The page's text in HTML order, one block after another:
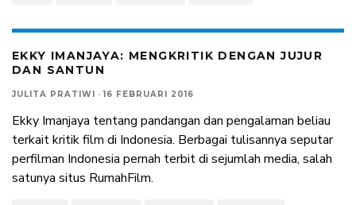
EKKY IMANJAYA: MENGKRITIK DENGAN JUJUR
DAN SANTUN
JULITA PRATIWI · 16 FEBRUARI 2016
Ekky Imanjaya tentang pandangan dan pengalaman beliau
terkait kritik film di Indonesia. Berbagai tulisannya seputar
perfilman Indonesia pernah terbit di sejumlah media, salah
satunya situs RumahFilm.